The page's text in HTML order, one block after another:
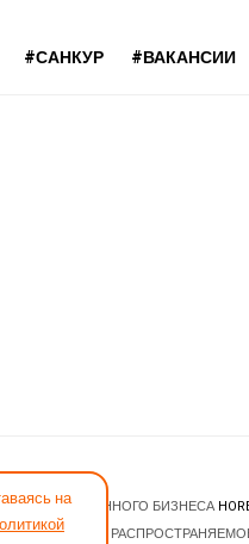
на
#САНКУР #ВАКАНСИИ
И РЕСТОРАННОГО БИЗНЕСА